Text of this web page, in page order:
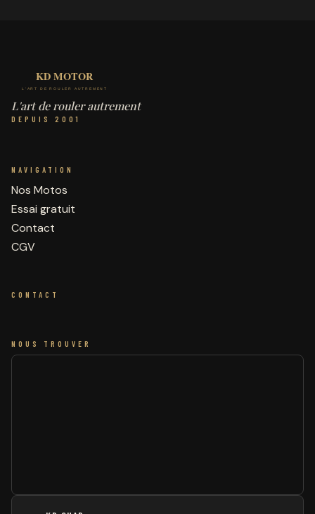
L'art de rouler autrement
DEPUIS 2001
NAVIGATION
Nos Motos
Essai gratuit
Contact
CGV
CONTACT
NOUS TROUVER